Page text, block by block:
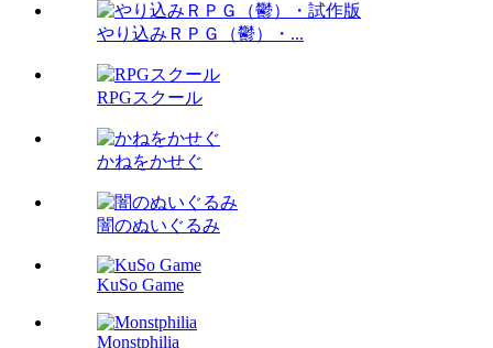
やり込みＲＰＧ（鬱）・...
RPGスクール
かねをかせぐ
闇のぬいぐるみ
KuSo Game
Monstphilia